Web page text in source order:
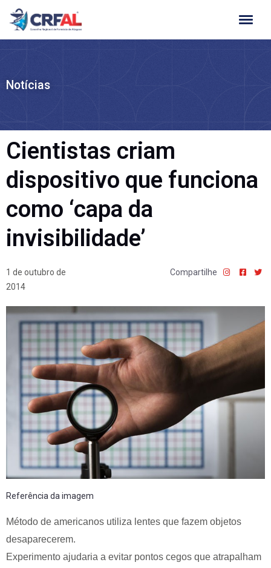
Ir
para
Notícias
Cientistas criam
dispositivo que funciona
como ‘capa da
invisibilidade’
1 de outubro de
2014
Compartilhe
Referência da imagem
Método de americanos utiliza lentes que fazem objetos
desaparecerem.
Experimento ajudaria a evitar pontos cegos que atrapalham